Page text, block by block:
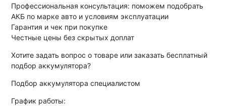
Профессиональная консультация: поможем подобрать
АКБ по марке авто и условиям эксплуатации
Гарантия и чек при покупке
Честные цены без скрытых доплат
Хотитезадать вопрос о товаре или заказатьбесплатный
подбор аккумулятора?
Подбор аккумулятора специалистом
График работы: